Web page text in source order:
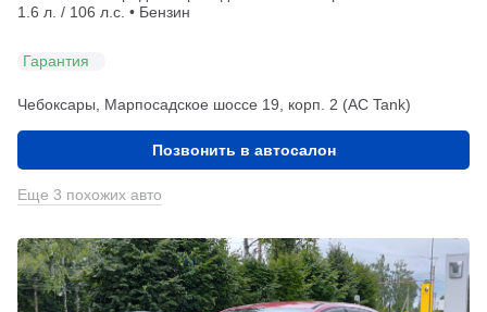
1.6 л. / 106 л.с. • Бензин
Гарантия
Чебоксары, Марпосадское шоссе 19, корп. 2 (АС Tank)
Позвонить в автосалон
Еще 3 похожих авто